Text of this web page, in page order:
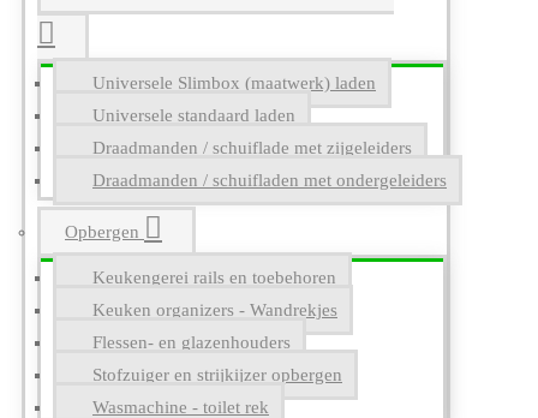
Universele Slimbox (maatwerk) laden
Universele standaard laden
Draadmanden / schuiflade met zijgeleiders
Draadmanden / schuifladen met ondergeleiders
Opbergen
Keukengerei rails en toebehoren
Keuken organizers - Wandrekjes
Flessen- en glazenhouders
Stofzuiger en strijkijzer opbergen
Wasmachine - toilet rek